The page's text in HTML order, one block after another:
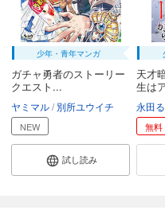
あらすじを表示する
フォトコン2024
1,048円 (税込)
あらすじを表示す
1,048円 (税込)
少年・青年マンガ
ガチャ勇者のストーリー
クエスト...
ヤミマル 別所ユウイチ
NEW
試し読み
天才
生は
永田
無料